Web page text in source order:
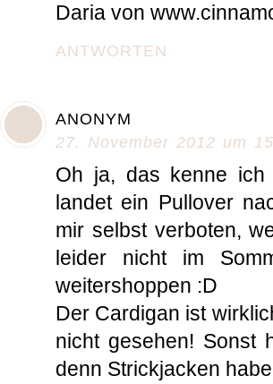
Daria von
ANTWORTEN
ANONYM
27. November 2012 um
Oh ja, das kenne ich
landet ein Pullover
mir selbst verboten,
leider nicht im
weitershoppen :D
Der Cardigan ist
nicht gesehen! Sonst
denn Strickjacken